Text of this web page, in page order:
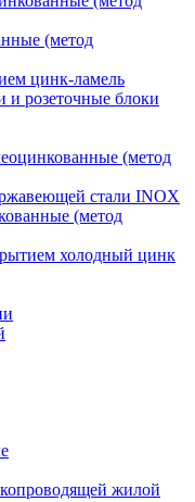
(метод
цинк-ламель
розеточные блоки
(метод
стали INOX
(метод
холодный цинк
жилой